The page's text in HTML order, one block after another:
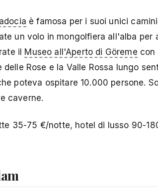
è famosa per i suoi unici
un volo in mongolfiera all'alba per
il Museo all'Aperto di Göreme con
Rose e la Valle Rossa lungo
poteva ospitare 10.000 persone.
caverne.
35-75 €/notte, hotel di lusso 90-